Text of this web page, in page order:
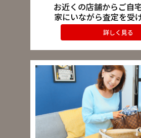
お近くの店舗からご自
家にいながら査定を受
詳しく見る